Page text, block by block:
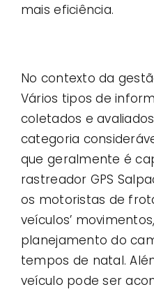
mais eficiência.
No contexto da
Vários tipos de
coletados e
categoria
que geralmente é
rastreador GPS
os motoristas de
veículos’
planejamento do
tempos de natal.
veículo pode ser